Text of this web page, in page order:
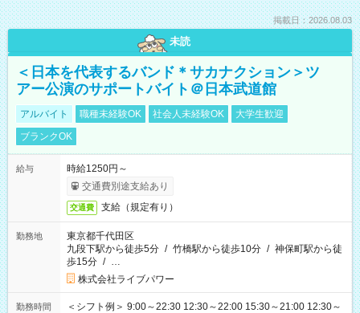
掲載日：2026.08.03
未読
＜日本を代表するバンド＊サカナクション＞ツ
アー公演のサポートバイト＠日本武道館
アルバイト 職種未経験OK 社会人未経験OK
大学生歓迎
ブランクOK
給与
時給1250円～
交通費別途支給あり
交通費 支給（規定有り）
勤務地
東京都千代田区
九段下駅から徒歩5分 / 竹橋駅から徒歩10分 / 神保町駅から徒
歩15分 / …
株式会社ライブパワー
勤務時間
＜シフト例＞ 9:00～22:30 12:30～22:00 15:30～21:00 12:30～